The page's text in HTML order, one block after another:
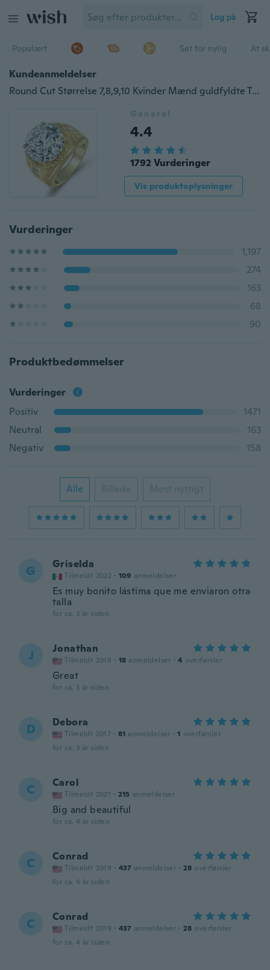
Log på
Populært Set for nylig At
Kundeanmeldelser
Round Cut Størrelse 7,8,9,10 Kvinder Mænd guldfyldte Topaz bryllupsringe
Generel
4.4
1792 Vurderinger
Vis produktoplysninger
Vurderinger
1,197
274
163
68
90
Produktbedømmelser
Vurderinger
Positiv
1471
Neutral
163
Negativ
158
Alle Billede Mest nyttigt
G Griselda
Tilmeldt 2022 · 109 anmeldelser
Es muy bonito lástima que me enviaron otra
talla
for ca. 3 år siden
J Jonathan
Tilmeldt 2018 · 18 anmeldelser · 4 overførsler
Great
for ca. 3 år siden
D Debora
Tilmeldt 2017 · 81 anmeldelser · 1 overførsler
for ca. 3 år siden
C Carol
Tilmeldt 2021 · 215 anmeldelser
Big and beautiful
for ca. 4 år siden
C Conrad
Tilmeldt 2019 · 437 anmeldelser · 28 overførsler
for ca. 4 år siden
C Conrad
Tilmeldt 2019 · 437 anmeldelser · 28 overførsler
for ca. 4 år siden